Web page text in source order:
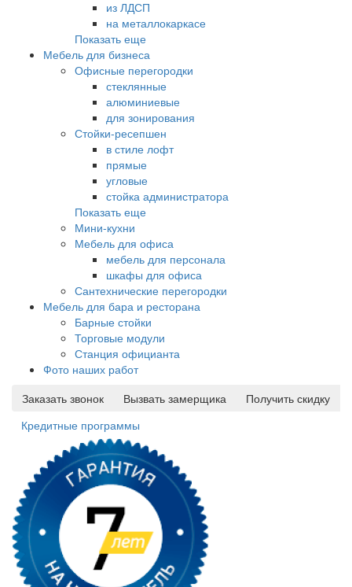
из ЛДСП
на металлокаркасе
Показать еще
Мебель для бизнеса
Офисные перегородки
стеклянные
алюминиевые
для зонирования
Стойки-ресепшен
в стиле лофт
прямые
угловые
стойка администратора
Показать еще
Мини-кухни
Мебель для офиса
мебель для персонала
шкафы для офиса
Сантехнические перегородки
Мебель для бара и ресторана
Барные стойки
Торговые модули
Станция официанта
Фото наших работ
Заказать звонок
Вызвать замерщика
Получить скидку
Кредитные программы